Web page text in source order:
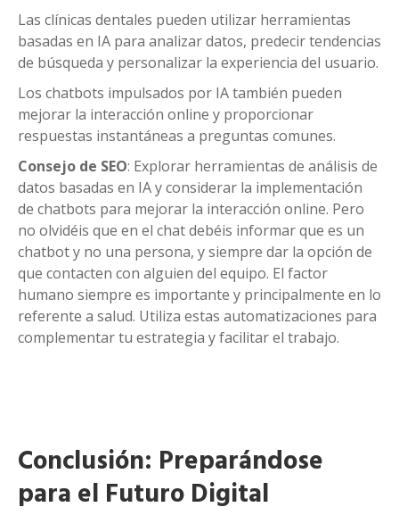
Las clínicas dentales pueden utilizar herramientas
basadas en IA para analizar datos, predecir tendencias
de búsqueda y personalizar la experiencia del usuario.
Los chatbots impulsados por IA también pueden
mejorar la interacción online y proporcionar
respuestas instantáneas a preguntas comunes.
Consejo de SEO: Explorar herramientas de análisis de
datos basadas en IA y considerar la implementación
de chatbots para mejorar la interacción online. Pero
no olvidéis que en el chat debéis informar que es un
chatbot y no una persona, y siempre dar la opción de
que contacten con alguien del equipo. El factor
humano siempre es importante y principalmente en lo
referente a salud. Utiliza estas automatizaciones para
complementar tu estrategia y facilitar el trabajo.
Conclusión: Preparándose
para el Futuro Digital